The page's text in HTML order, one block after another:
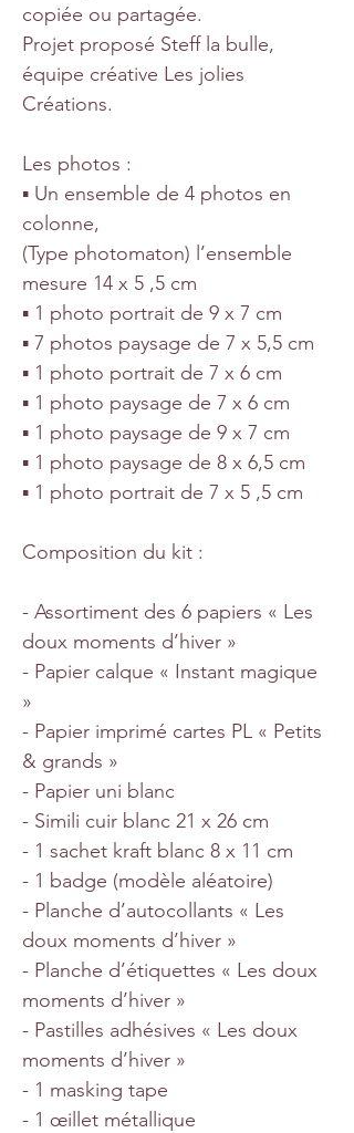
copiée ou partagée.
Projet proposé Steff la bulle,
équipe créative Les jolies
Créations.
Les photos :
▪ Un ensemble de 4 photos en
colonne,
(Type photomaton) l’ensemble
mesure 14 x 5 ,5 cm
▪ 1 photo portrait de 9 x 7 cm
▪ 7 photos paysage de 7 x 5,5 cm
▪ 1 photo portrait de 7 x 6 cm
▪ 1 photo paysage de 7 x 6 cm
▪ 1 photo paysage de 9 x 7 cm
▪ 1 photo paysage de 8 x 6,5 cm
▪ 1 photo portrait de 7 x 5 ,5 cm
Composition du kit :
- Assortiment des 6 papiers « Les
doux moments d’hiver »
- Papier calque « Instant magique
»
- Papier imprimé cartes PL « Petits
& grands »
- Papier uni blanc
- Simili cuir blanc 21 x 26 cm
- 1 sachet kraft blanc 8 x 11 cm
- 1 badge (modèle aléatoire)
- Planche d’autocollants « Les
doux moments d’hiver »
- Planche d’étiquettes « Les doux
moments d’hiver »
- Pastilles adhésives « Les doux
moments d’hiver »
- 1 masking tape
- 1 œillet métallique